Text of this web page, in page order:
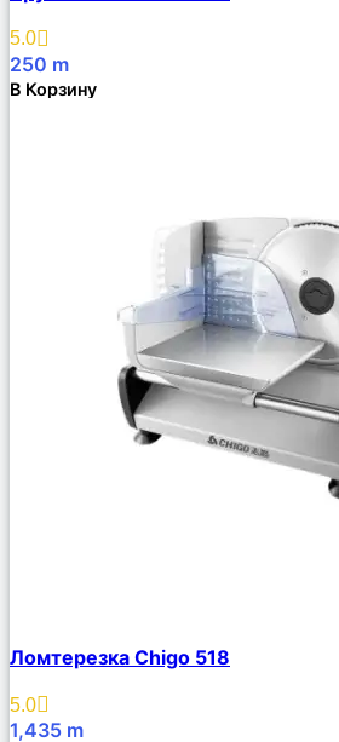
Избранное
5.0
250 m
В Корзину
Описание
Избранное
Ломтерезка Chigo 518
5.0
1,435 m